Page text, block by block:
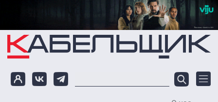
Перейти к основному содержанию